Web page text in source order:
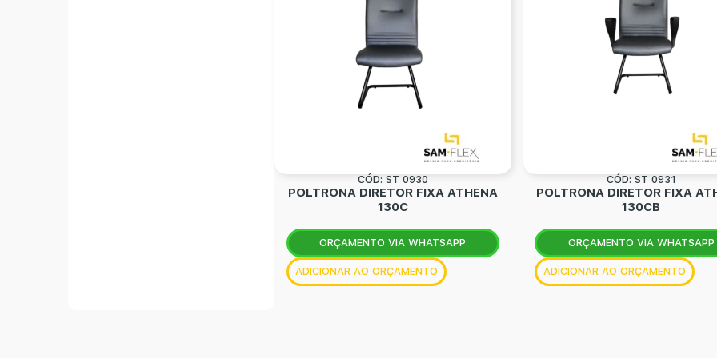
CÓD: ST 0930
POLTRONA DIRETOR FIXA ATHENA
130C
ORÇAMENTO VIA WHATSAPP
ADICIONAR AO ORÇAMENTO
CÓD: ST 0931
POLTRONA DIRETOR FIXA
130CB
ORÇAMENTO VIA WHATSAPP
ADICIONAR AO ORÇAMENTO